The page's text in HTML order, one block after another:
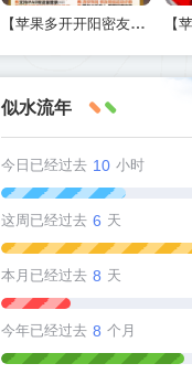
【苹果多开开阳密友功能-激活码商城版】另外支持虚拟视频功能
似水流年
今日已经过去 10 小时
这周已经过去 6 天
本月已经过去 8 天
今年已经过去 8 个月